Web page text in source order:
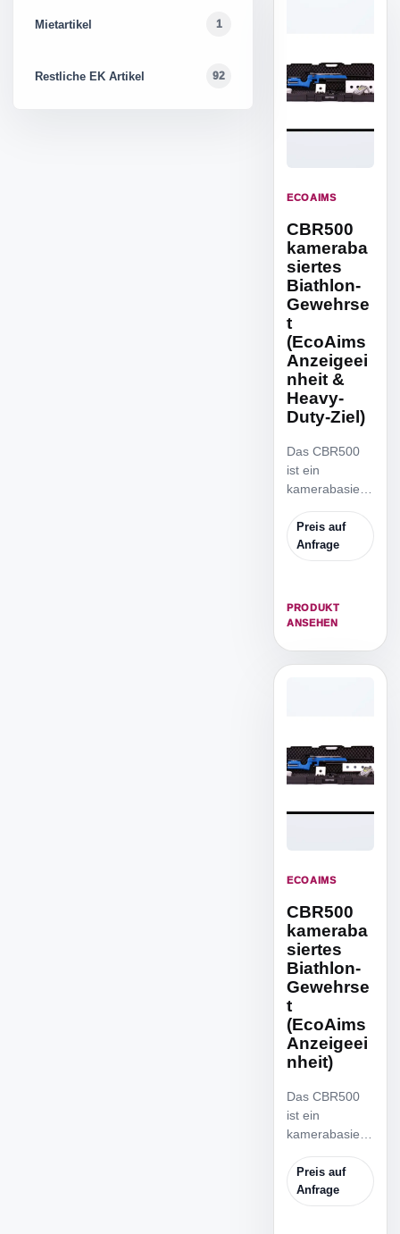
Mietartikel 1
Restliche EK Artikel 92
ECOAIMS
CBR500
kameraba
siertes
Biathlon-
Gewehrse
t
(EcoAims
Anzeigeei
nheit &
Heavy-
Duty-Ziel)
Das CBR500
ist ein
kamerabasiert
Gewehrset für
präzises
Training.
Preis auf
Anfrage
PRODUKT
ANSEHEN
ECOAIMS
CBR500
kameraba
siertes
Biathlon-
Gewehrse
t
(EcoAims
Anzeigeei
nheit)
Das CBR500
ist ein
kamerabasiert
Gewehrset für
präzises
Training.
Preis auf
Anfrage